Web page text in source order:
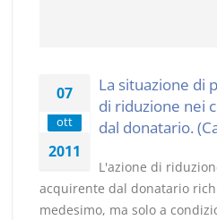
07
ott
2011
La situazione di
di riduzione nei
dal donatario.
L'azione di
acquirente dal donatario
medesimo, ma solo a
D.